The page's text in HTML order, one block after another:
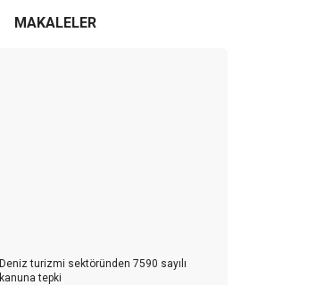
MAKALELER
Deniz turizmi sektöründen 7590 sayılı
kanuna tepki